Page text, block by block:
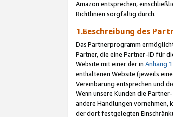
Amazon entsprechen,
Richtlinien sorgfältig durch.
1.Beschreibung des
Das Partnerprogramm
Partner, die eine Partner-ID für
Website mit einer der in Anhang 1
enthaltenen Website (jeweils eine „
Vereinbarung entsprechen und
Wenn unsere Kunden die
andere Handlungen vornehmen,
der dort festgelegten